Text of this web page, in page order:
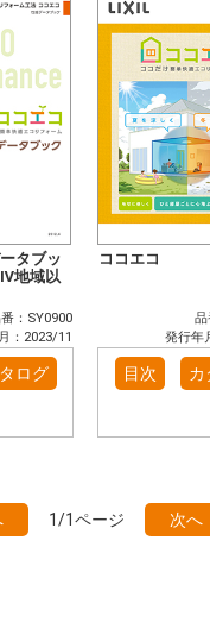
タブッ
Ⅳ地域以
：SY0900
：2023/11
ログ
ココエコ
品
発行年
目次 カ
1/1ページ 次へ